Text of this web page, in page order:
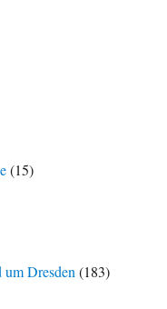
(15)
Dresden (183)